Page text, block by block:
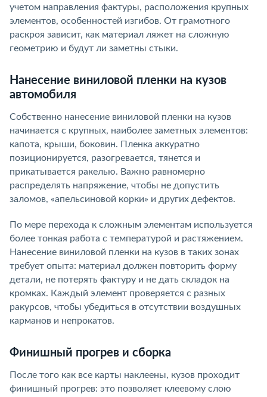
учетом направления фактуры, расположения крупных
элементов, особенностей изгибов. От грамотного
раскроя зависит, как материал ляжет на сложную
геометрию и будут ли заметны стыки.
Нанесение виниловой пленки на кузов
автомобиля
Собственно нанесение виниловой пленки на кузов
начинается с крупных, наиболее заметных элементов:
капота, крыши, боковин. Пленка аккуратно
позиционируется, разогревается, тянется и
прикатывается ракелью. Важно равномерно
распределять напряжение, чтобы не допустить
заломов, «апельсиновой корки» и других дефектов.
По мере перехода к сложным элементам используется
более тонкая работа с температурой и растяжением.
Нанесение виниловой пленки на кузов в таких зонах
требует опыта: материал должен повторить форму
детали, не потерять фактуру и не дать складок на
кромках. Каждый элемент проверяется с разных
ракурсов, чтобы убедиться в отсутствии воздушных
карманов и непрокатов.
Финишный прогрев и сборка
После того как все карты наклеены, кузов проходит
финишный прогрев: это позволяет клеевому слою